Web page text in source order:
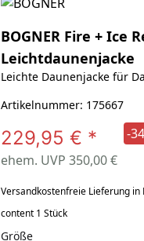
BOGNER Fire + Ice
Leichtdaunenjacke
Leichte Daunenjacke für
Artikelnummer: 175667
229,95 € *
ehem. UVP 350,00 €
-
Versandkostenfreie Lieferung in
content 1 Stück
Größe